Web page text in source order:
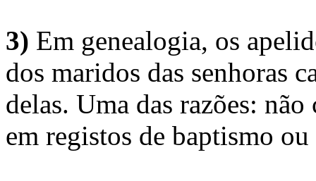
3) Em genealogia, os
dos maridos das senhoras
delas. Uma das razões:
em registos de baptismo